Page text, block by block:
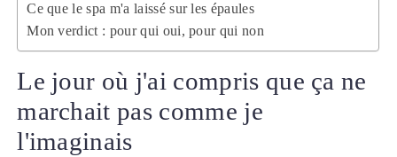
Ce que le spa m'a laissé sur les épaules
Mon verdict : pour qui oui, pour qui non
Le jour où j'ai compris que ça ne
marchait pas comme je
l'imaginais